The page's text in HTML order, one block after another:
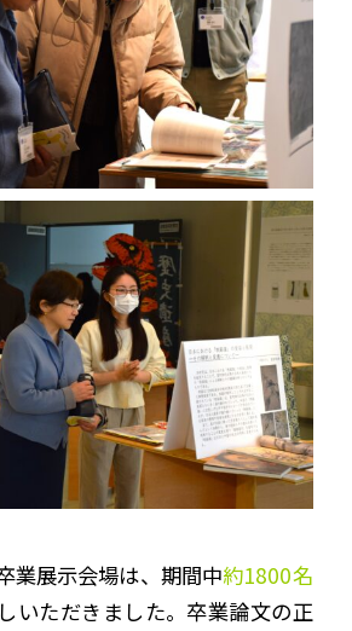
業展示会場は、期間中約1800名
いただきました。卒業論文の正